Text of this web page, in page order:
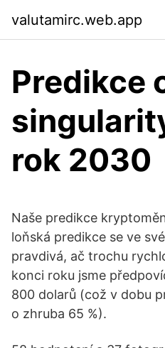
valutamirc.web.app
Predikce
rok 2030
Naše predikce
loňská predikce se ve
pravdivá, ač trochu
konci roku jsme
800 dolarů (což v dobu
o zhruba 65 %).